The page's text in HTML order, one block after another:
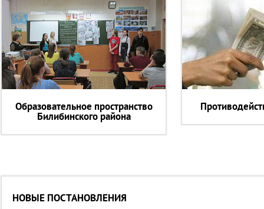
Образовательное пространство
Билибинского района
НОВЫЕ ПОСТАНОВЛЕНИЯ